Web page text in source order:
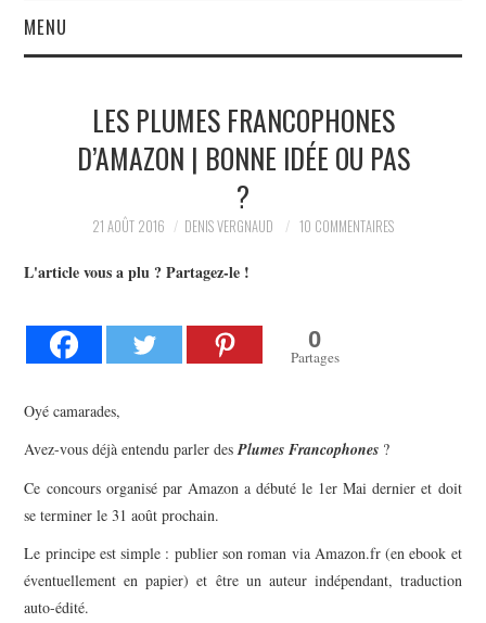
MENU
OUTILS D’ÉCRIVAIN
LES PLUMES FRANCOPHONES
D’AMAZON | BONNE IDÉE OU PAS
?
21 AOÛT 2016 DENIS VERGNAUD 10 COMMENTAIRES
L'article vous a plu ? Partagez-le !
0
Partages
Oyé camarades,
Avez-vous déjà entendu parler desPlumes Francophones ?
Ce concours organisé par Amazon a débuté le 1er Mai dernier et doit
se terminer le 31 août prochain.
Le principe est simple : publier son roman via Amazon.fr (en ebook et
éventuellement en papier) et être un auteur indépendant, traduction
auto-édité.